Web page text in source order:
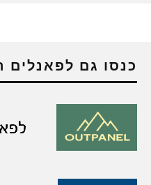
כנסו גם לפאנלים